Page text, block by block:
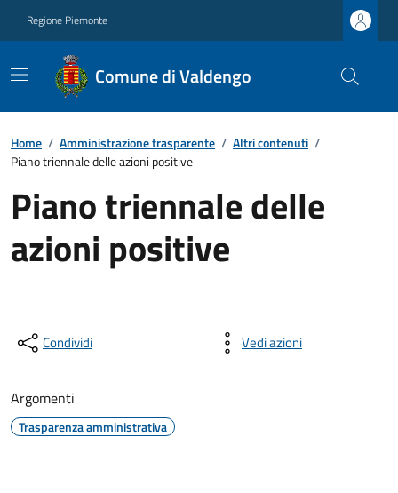
Regione Piemonte
Comune di Valdengo
Home / Amministrazione trasparente / Altri contenuti /
Piano triennale delle azioni positive
Piano triennale delle
azioni positive
Condividi Vedi azioni
Argomenti
Trasparenza amministrativa